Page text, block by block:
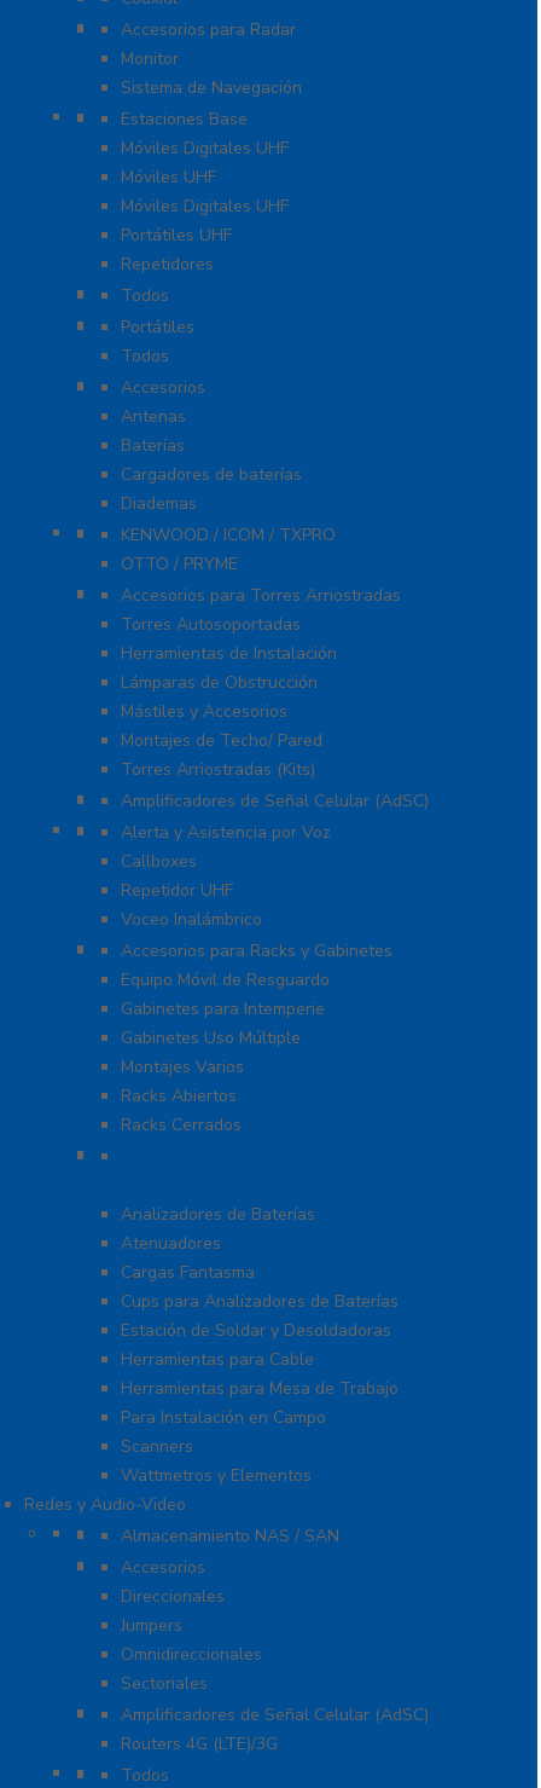
Soluciones Marinas
Accesorios para Radar
Monitor
Sistema de Navegación
Radios Comerciales ICOM / KENWOOD
Estaciones Base
Móviles Digitales UHF
Móviles UHF
Móviles Digitales UHF
Portátiles UHF
Repetidores
Radios ICOM WiFi
Todos
Radios Marinos
Portátiles
Todos
Accesorios para KENWOOD
Accesorios
Antenas
Baterías
Cargadores de baterías
Diademas
Refacciones
KENWOOD / ICOM / TXPRO
OTTO / PRYME
Torres y Mástiles
Accesorios para Torres Arriostradas
Torres Autosoportadas
Herramientas de Instalación
Lámparas de Obstrucción
Mástiles y Accesorios
Montajes de Techo/ Pared
Torres Arriostradas (Kits)
Cobertura para Celular 4G LTE, 3G y Voz
Amplificadores de Señal Celular (AdSC)
Soluciones RITRON
Alerta y Asistencia por Voz
Callboxes
Repetidor UHF
Voceo Inalámbrico
Racks y Gabinetes
Accesorios para Racks y Gabinetes
Equipo Móvil de Resguardo
Gabinetes para Intemperie
Gabinetes Uso Múltiple
Montajes Varios
Racks Abiertos
Racks Cerrados
Equipo de Laboratorio
Analizadores de Baterías
Atenuadores
Cargas Fantasma
Cups para Analizadores de Baterías
Estación de Soldar y Desoldadoras
Herramientas para Cable
Herramientas para Mesa de Trabajo
Para Instalación en Campo
Scanners
Wattmetros y Elementos
Redes y Audio-Video
Almacenamiento NAS / SAN y Servidores
Almacenamiento NAS / SAN
Antenas
Accesorios
Direccionales
Jumpers
Omnidireccionales
Sectoriales
Cobertura para Celular 4G LTE, 3G y Voz
Amplificadores de Señal Celular (AdSC)
Routers 4G (LTE)/3G
Enlaces de Backhaul
Todos